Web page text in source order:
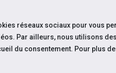
QUI
réseaux sociaux pour vous
Par ailleurs, nous utilisons
du consentement. Pour plus